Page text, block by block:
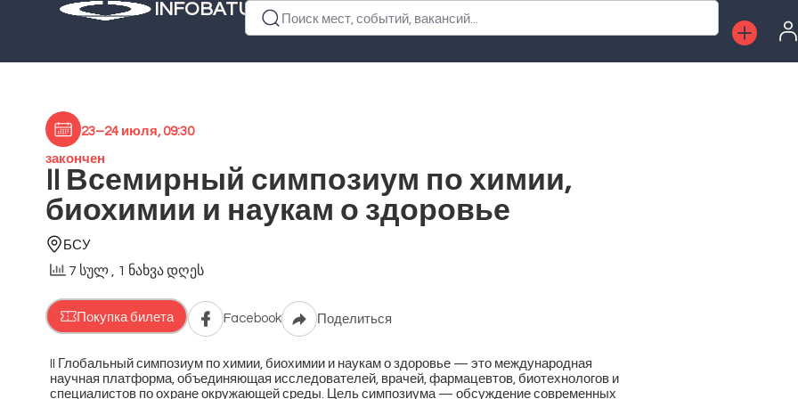
INFOBATUMI.GEПоиск мест, событий, вакансий...
23–24 июля, 09:30
закончен
II Всемирный симпозиум по химии,
биохимии и наукам о здоровье
БСУ
7 სულ , 1 ნახვა დღეს
Покупка билета Facebook Поделиться
II Глобальный симпозиум по химии, биохимии и наукам о здоровье — это международная
научная платформа, объединяющая исследователей, врачей, фармацевтов, биотехнологов и
специалистов по охране окружающей среды. Цель симпозиума — обсуждение современных